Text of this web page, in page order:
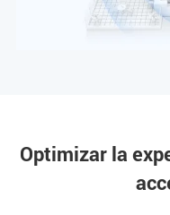
Optimizar la